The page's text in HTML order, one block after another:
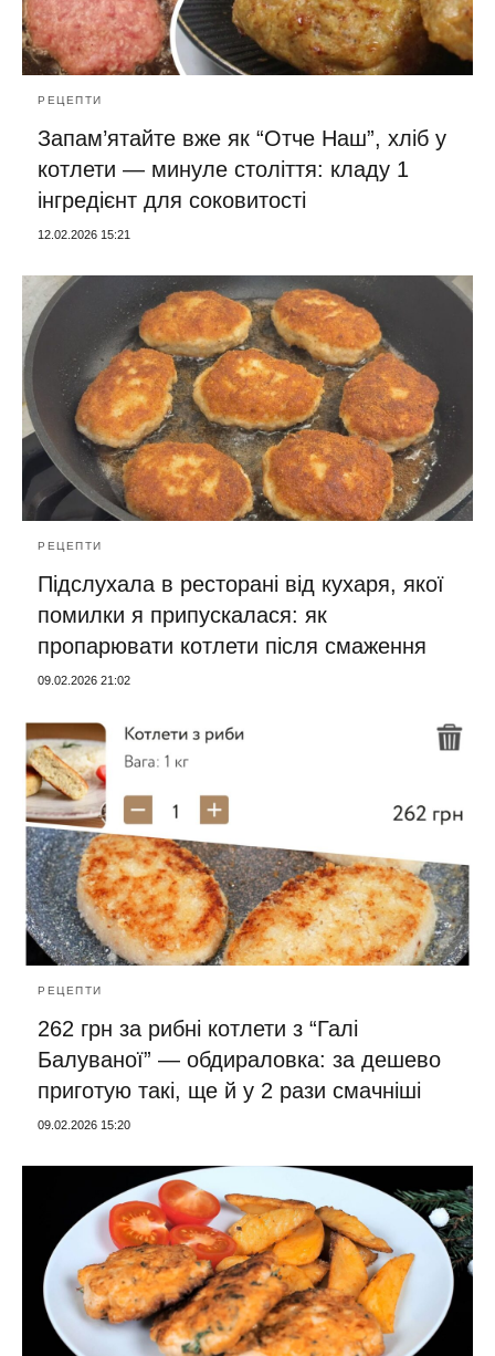
РЕЦЕПТИ
Запам’ятайте вже як “Отче Наш”, хліб у
котлети — минуле століття: кладу 1
інгредієнт для соковитості
12.02.2026 15:21
РЕЦЕПТИ
Підслухала в ресторані від кухаря, якої
помилки я припускалася: як
пропарювати котлети після смаження
09.02.2026 21:02
РЕЦЕПТИ
262 грн за рибні котлети з “Галі
Балуваної” — обдираловка: за дешево
приготую такі, ще й у 2 рази смачніші
09.02.2026 15:20